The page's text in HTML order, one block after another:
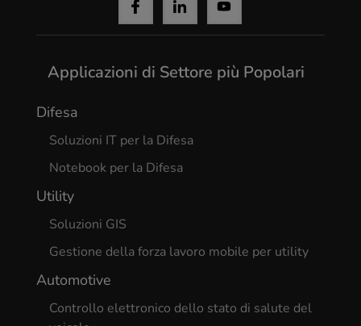
Applicazioni di Settore più Popolari
Difesa
Soluzioni IT per la Difesa
Notebook per la Difesa
Utility
Soluzioni GIS
Gestione della forza lavoro mobile per utility
Automotive
Controllo elettronico dello stato di salute del